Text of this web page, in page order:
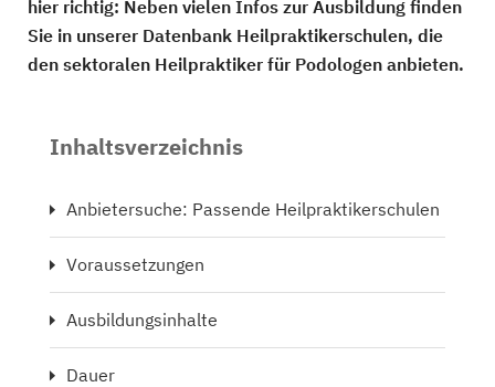
hier richtig: Neben vielen Infos zur Ausbildung finden
Sie in unserer Datenbank Heilpraktikerschulen, die
den sektoralen Heilpraktiker für Podologen anbieten.
Inhaltsverzeichnis
Anbietersuche: Passende Heilpraktikerschulen
Voraussetzungen
Ausbildungsinhalte
Dauer